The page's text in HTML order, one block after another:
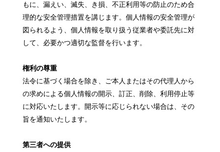
もに、漏えい、滅失、き損、不正利用等の防止のため合
理的な安全管理措置を講じます。個人情報の安全管理が
図られるよう、個人情報を取り扱う従業者や委託先に対
して、必要かつ適切な監督を行います。
権利の尊重
法令に基づく場合を除き、ご本人またはその代理人から
の求めによる個人情報の開示、訂正、削除、利用停止等
に対応いたします。開示等に応じられない場合は、その
旨を通知いたします。
第三者への提供